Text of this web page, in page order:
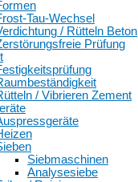
Tau-Wechsel
/ Rütteln Beton
Prüfung
/ Vibrieren Zement
Siebmaschinen
Analysesiebe